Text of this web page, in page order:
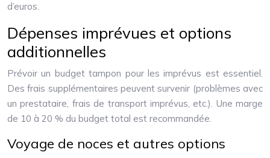
d’euros.
Dépenses imprévues et options
additionnelles
Prévoir un budget tampon pour les imprévus est essentiel.
Des frais supplémentaires peuvent survenir (problèmes avec
un prestataire, frais de transport imprévus, etc.). Une marge
de 10 à 20 % du budget total est recommandée.
Voyage de noces et autres options